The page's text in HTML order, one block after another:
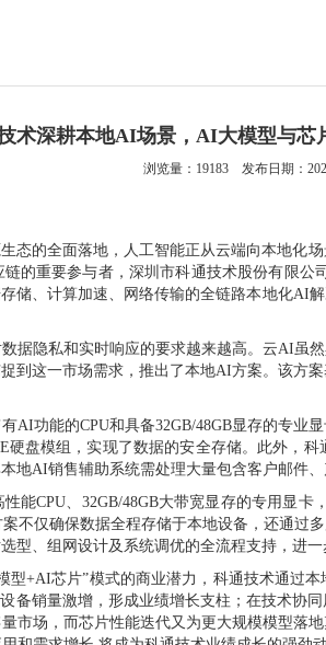
术深耕本地AI场景，AI大模型与芯
浏览量： 19183 发布日期：
生态的全面落地，人工智能正从云端向本地
的重要参与者，深圳市科通技术股份有限公
储、计算加速、网络传输的全链路本地化AI
据隐私和实时响应的要求越来越高。云AI虽
到这一市场需求，推出了本地AI方案。该方
AI功能的CPU和具备32GB/48GB显存的专业
硬盘模组，实现了数据的安全存储。此外，
地AI销售辅助系统需处理大量包含客户邮件
能CPU、32GB/48GB大带宽显存的专用显
不仅确保数据全程存储于本地设备，还通过
型、组网设计及系统调优的全流程支持，进
型+AI芯片”模式的商业潜力，科通技术通过
备销量激增，形成业绩增长支柱；在技术协
市场，而芯片性能迭代又为更大规模模型落